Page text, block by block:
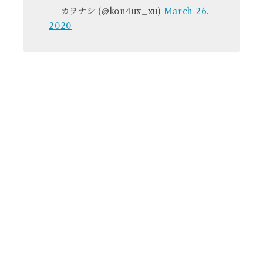
— カヲナシ (@kon4ux_xu) March 26,
2020